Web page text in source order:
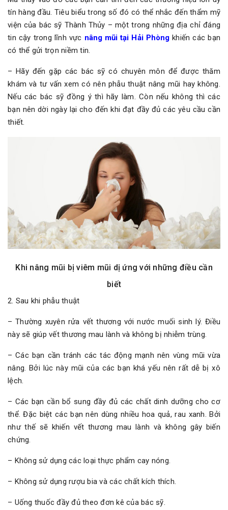
tín hàng đầu. Tiêu biểu trong số đó có thể nhắc đến thẩm mỹ
viện của bác sỹ Thành Thủy – một trong những địa chỉ đáng
tin cậy trong lĩnh vực nâng mũi tại Hải Phòng khiến các bạn
có thể gửi trọn niềm tin.
– Hãy đến gặp các bác sỹ có chuyên môn để được thăm
khám và tư vấn xem có nên phẫu thuật nâng mũi hay không.
Nếu các bác sỹ đồng ý thì hãy làm. Còn nếu không thì các
bạn nên dời ngày lại cho đến khi đạt đầy đủ các yêu cầu cần
thiết.
Khi nâng mũi bị viêm mũi dị ứng với những điều cần
biết
2. Sau khi phẫu thuật
– Thường xuyên rửa vết thương với nước muối sinh lý. Điều
này sẽ giúp vết thương mau lành và không bị nhiễm trùng.
– Các bạn cần tránh các tác động mạnh nên vùng mũi vừa
nâng. Bởi lúc này mũi của các bạn khá yếu nên rất dễ bị xô
lệch.
– Các bạn cần bổ sung đầy đủ các chất dinh dưỡng cho cơ
thể. Đặc biệt các bạn nên dùng nhiều hoa quả, rau xanh. Bởi
như thế sẽ khiến vết thương mau lành và không gây biến
chứng.
– Không sử dụng các loại thực phẩm cay nóng.
– Không sử dụng rượu bia và các chất kích thích.
– Uống thuốc đầy đủ theo đơn kê của bác sỹ.